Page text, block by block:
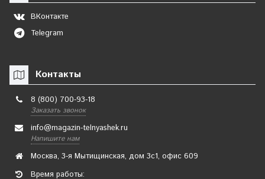
ВКонтакте
Telegram
Контакты
8 (800) 700-93-18
Заказать звонок
info@magazin-telnyashek.ru
Напишите нам
Москва, 3-я Мытищинская, дом 3с1, офис 609
Время работы: